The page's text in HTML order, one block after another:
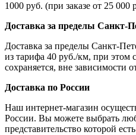
1000 руб. (при заказе от 25 000
Доставка за пределы Санкт-
Доставка за пределы Санкт-
из тарифа 40 руб./км, при этом
сохраняется, вне зависимости
Доставка по России
Наш интернет-магазин
России. Вы можете выбрать
представительство которой